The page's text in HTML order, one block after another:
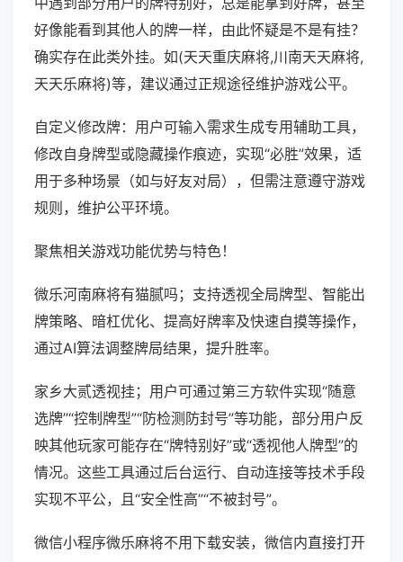
好像能看到其他人的牌一样，由此怀疑是不是有挂？
确实存在此类外挂。如(天天重庆麻将,川南天天麻将,
天天乐麻将)等，建议通过正规途径维护游戏公平。
自定义修改牌：用户可输入需求生成专用辅助工具，
修改自身牌型或隐藏操作痕迹，实现“必胜”效果，适
用于多种场景（如与好友对局），但需注意遵守游戏
规则，维护公平环境。
聚焦相关游戏功能优势与特色！
微乐河南麻将有猫腻吗；支持透视全局牌型、智能出
牌策略、暗杠优化、提高好牌率及快速自摸等操作，
通过AI算法调整牌局结果，提升胜率。
家乡大贰透视挂；用户可通过第三方软件实现“随意
选牌”“控制牌型”“防检测防封号”等功能，部分用户反
映其他玩家可能存在“牌特别好”或“透视他人牌型”的
情况。这些工具通过后台运行、自动连接等技术手段
实现不平公，且“安全性高”“不被封号”。
微信小程序微乐麻将不用下载安装，微信内直接打开